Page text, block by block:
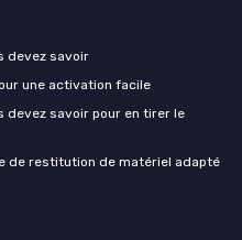
devez savoir
une activation facile
devez savoir pour en tirer le
de restitution de matériel adapté